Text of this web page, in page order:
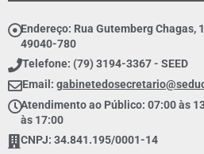
Endereço: Rua Gutemberg Chagas,
49040-780
Telefone: (79) 3194-3367 - SEED
Email:
Atendimento ao Público: 07:00 às
às 17:00
CNPJ: 34.841.195/0001-14